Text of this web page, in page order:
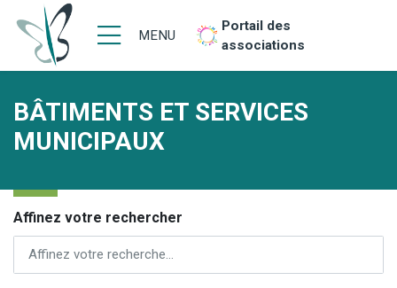
MENU
Portail des
associations
BÂTIMENTS ET SERVICES
MUNICIPAUX
Affinez votre rechercher